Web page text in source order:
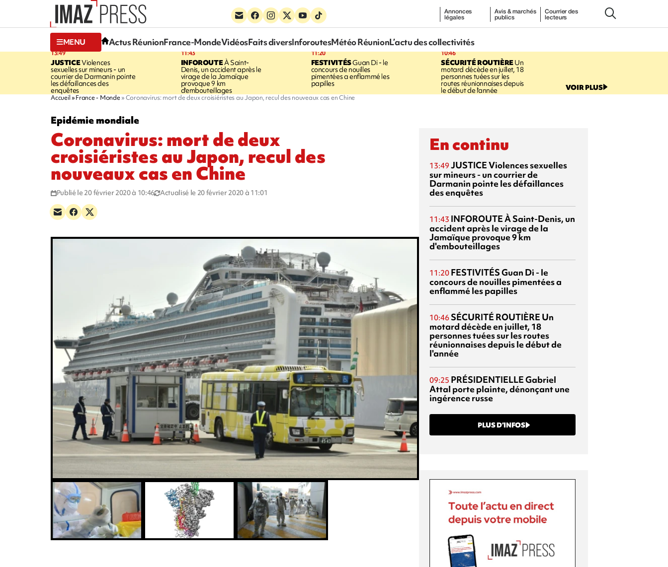
Annonces
légales
Avis & marchés
publics
Courrier des
lecteurs
MENU Actus RéunionFrance-MondeVidéosFaits diversInforoutesMétéo RéunionL’actu des collectivités
13:49
JUSTICEViolences
sexuelles sur mineurs - un
courrier de Darmanin pointe
les défaillances des
enquêtes
11:43
INFOROUTEÀ Saint-
Denis, un accident après le
virage de la Jamaïque
provoque 9 km
d'embouteillages
11:20
FESTIVITÉSGuan Di - le
concours de nouilles
pimentées a enflammé les
papilles
10:46
SÉCURITÉ ROUTIÈREUn
motard décède en juillet, 18
personnes tuées sur les
routes réunionnaises depuis
le début de l'année VOIR PLUS
Accueil France - Monde Coronavirus: mort de deux croisiéristes au Japon, recul des nouveaux cas en Chine
Epidémie mondiale
Coronavirus: mort de deux
croisiéristes au Japon, recul des
nouveaux cas en Chine
Publié le 20 février 2020 à 10:46 Actualisé le 20 février 2020 à 11:01
En continu
13:49 JUSTICEViolences sexuelles
sur mineurs - un courrier de
Darmanin pointe les défaillances
des enquêtes
11:43 INFOROUTEÀ Saint-Denis, un
accident après le virage de la
Jamaïque provoque 9 km
d'embouteillages
11:20 FESTIVITÉSGuan Di - le
concours de nouilles pimentées a
enflammé les papilles
10:46 SÉCURITÉ ROUTIÈRE Un
motard décède en juillet, 18
personnes tuées sur les routes
réunionnaises depuis le début de
l'année
09:25 PRÉSIDENTIELLEGabriel
Attal porte plainte, dénonçant une
ingérence russe
PLUS D’INFOS